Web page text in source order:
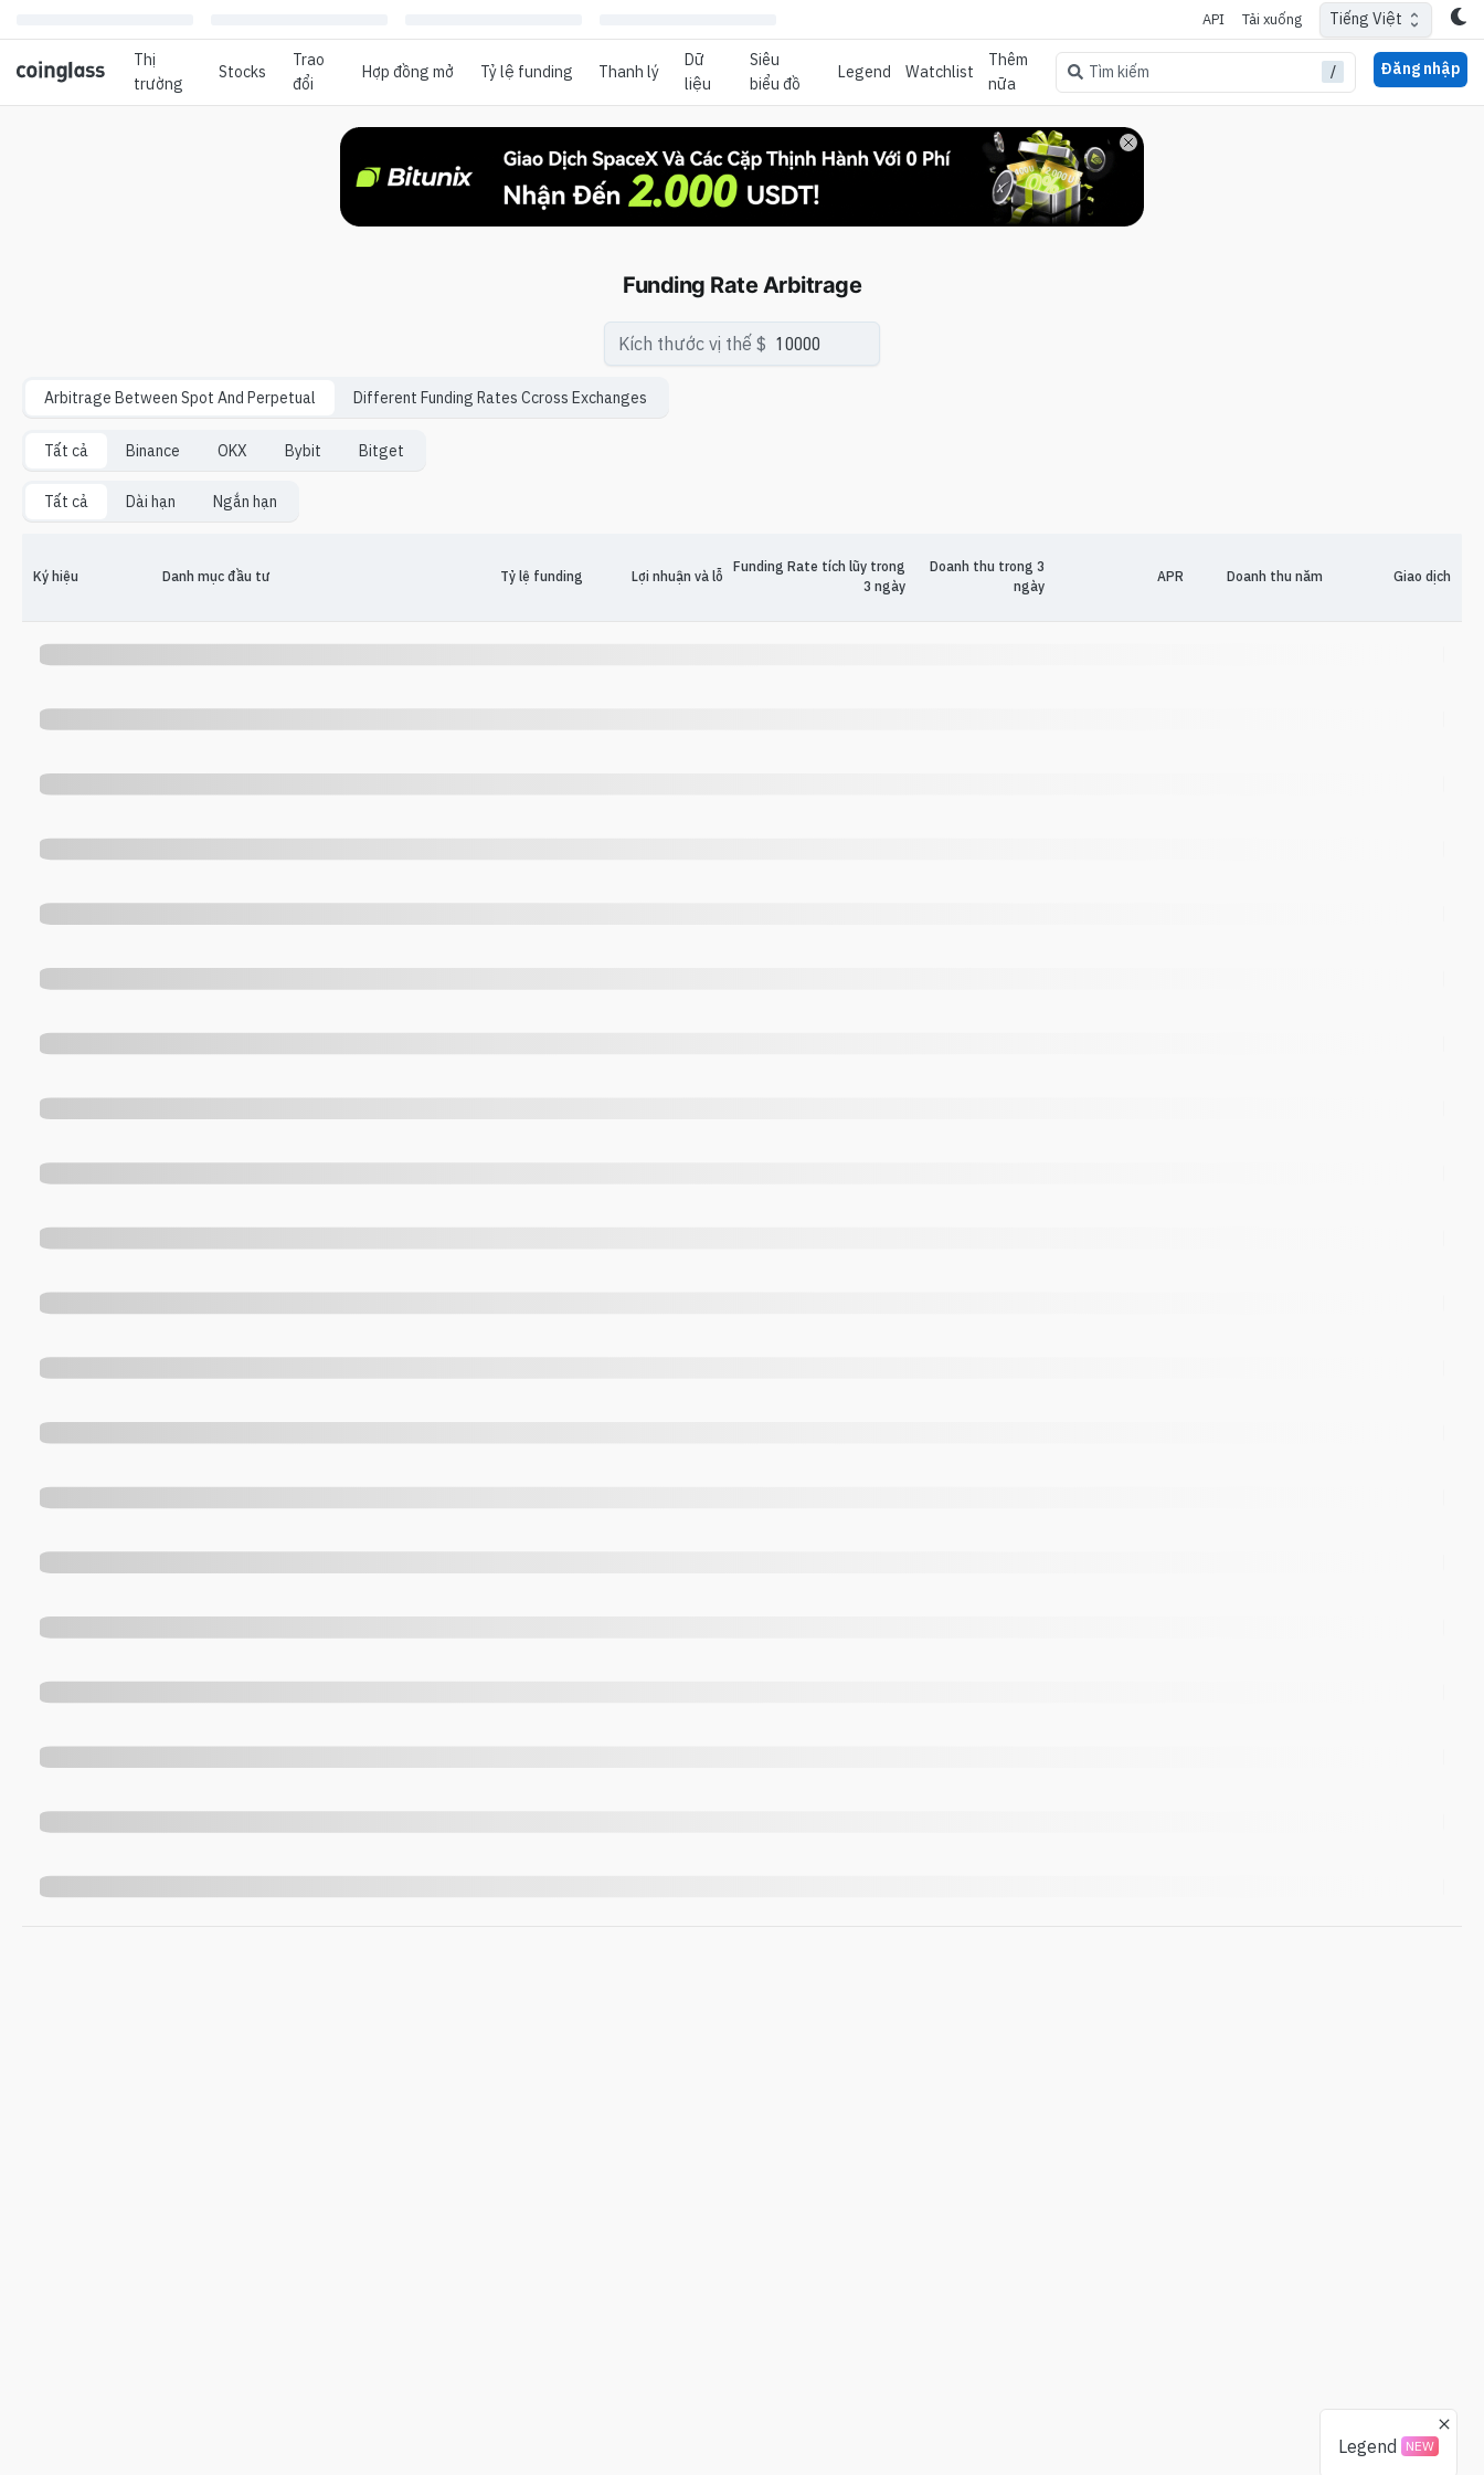
Legend NEW
API Tải xuống Tiếng Việt
Thị
trường
Stocks
Trao
đổi
Hợp đồng mở Tỷ lệ funding Thanh lý
Dữ
liệu
Siêu
biểu đồ
Legend Watchlist
Thêm
nữa
Tìm kiếm / Đăng nhập
Funding Rate Arbitrage
Kích thước vị thế $
Arbitrage Between Spot And Perpetual Different Funding Rates Ccross Exchanges
Tất cả Binance OKX Bybit Bitget
Tất cả Dài hạn Ngắn hạn
Ký hiệu Danh mục đầu tư Tỷ lệ funding Lợi nhuận và lỗ
Funding Rate tích lũy trong
3 ngày
Doanh thu trong 3
ngày
APR Doanh thu năm Giao dịch